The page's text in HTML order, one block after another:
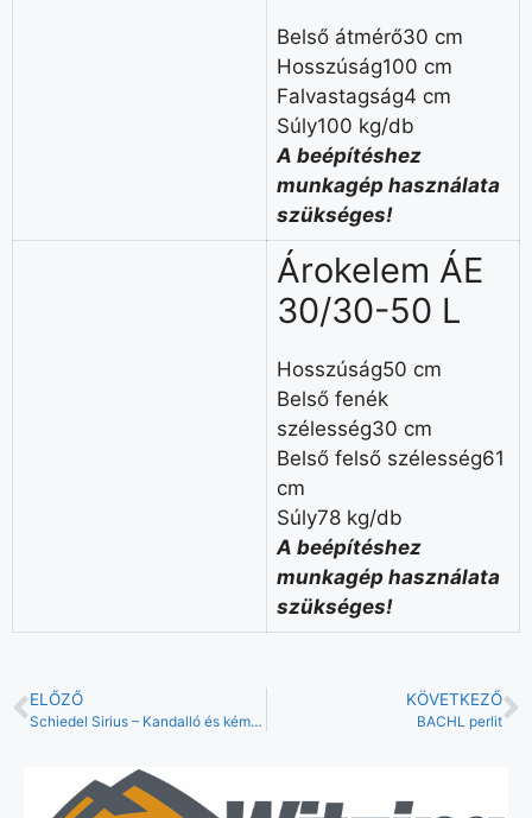
Belső átmérő30 cm
Hosszúság100 cm
Falvastagság4 cm
Súly100 kg/db
A beépítéshez
munkagép használata
szükséges!
Árokelem ÁE
30/30-50 L
Hosszúság50 cm
Belső fenék
szélesség30 cm
Belső felső szélesség61
cm
Súly78 kg/db
A beépítéshez
munkagép használata
szükséges!
ELŐZŐ
Schiedel Sirius – Kandalló és kémény együtt
KÖVETKEZŐ
BACHL perlit